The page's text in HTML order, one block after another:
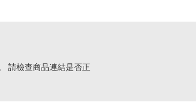
請檢查商品連結是否正